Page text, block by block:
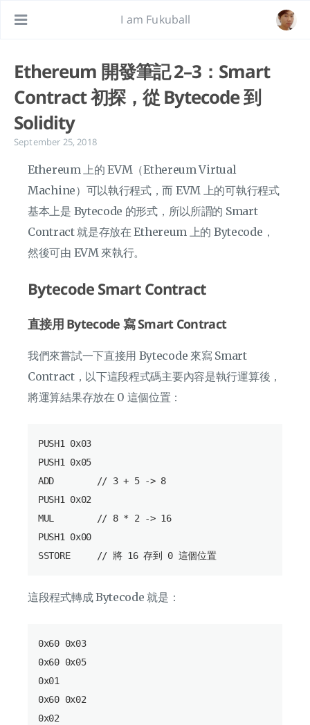
I am Fukuball
Ethereum 開發筆記 2–3：Smart
Contract 初探，從 Bytecode 到
Solidity
September 25, 2018
Ethereum 上的 EVM（Ethereum Virtual
Machine）可以執行程式，而 EVM 上的可執行程式
基本上是 Bytecode 的形式，所以所謂的 Smart
Contract 就是存放在 Ethereum 上的 Bytecode，
然後可由 EVM 來執行。
Bytecode Smart Contract
直接用 Bytecode 寫 Smart Contract
我們來嘗試一下直接用 Bytecode 來寫 Smart
Contract，以下這段程式碼主要內容是執行運算後，
將運算結果存放在 0 這個位置：
PUSH1 0x03
PUSH1 0x05
ADD        // 3 + 5 -> 8
PUSH1 0x02
MUL        // 8 * 2 -> 16
PUSH1 0x00
SSTORE     // 將 16 存到 0 這個位置
這段程式轉成 Bytecode 就是：
0x60 0x03
0x60 0x05
0x01
0x60 0x02
0x02